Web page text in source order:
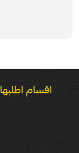
اقسام اطلبها